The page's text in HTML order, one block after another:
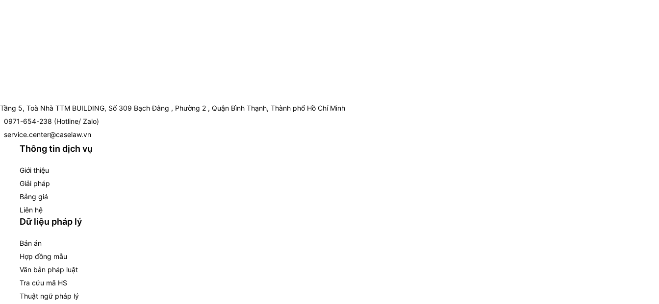
Tầng 5, Toà Nhà TTM BUILDING, Số 309 Bạch Đằng , Phường 2 , Quận Bình Thạnh, Thành phố Hồ Chí Minh
0971-654-238 (Hotline/ Zalo)
service.center@caselaw.vn
Thông tin dịch vụ
Giới thiệu
Giải pháp
Bảng giá
Liên hệ
Dữ liệu pháp lý
Bản án
Hợp đồng mẫu
Văn bản pháp luật
Tra cứu mã HS
Thuật ngữ pháp lý